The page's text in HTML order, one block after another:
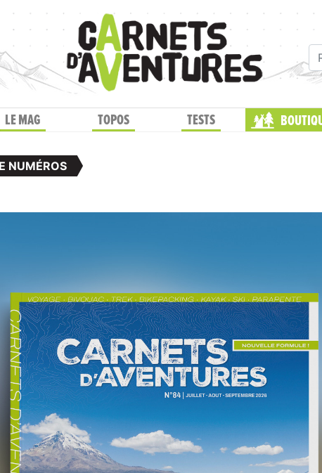
LE MAG TOPOS TESTS
NUMÉROS